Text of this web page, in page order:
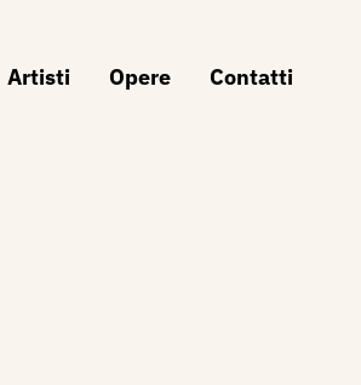
Artisti Opere Contatti